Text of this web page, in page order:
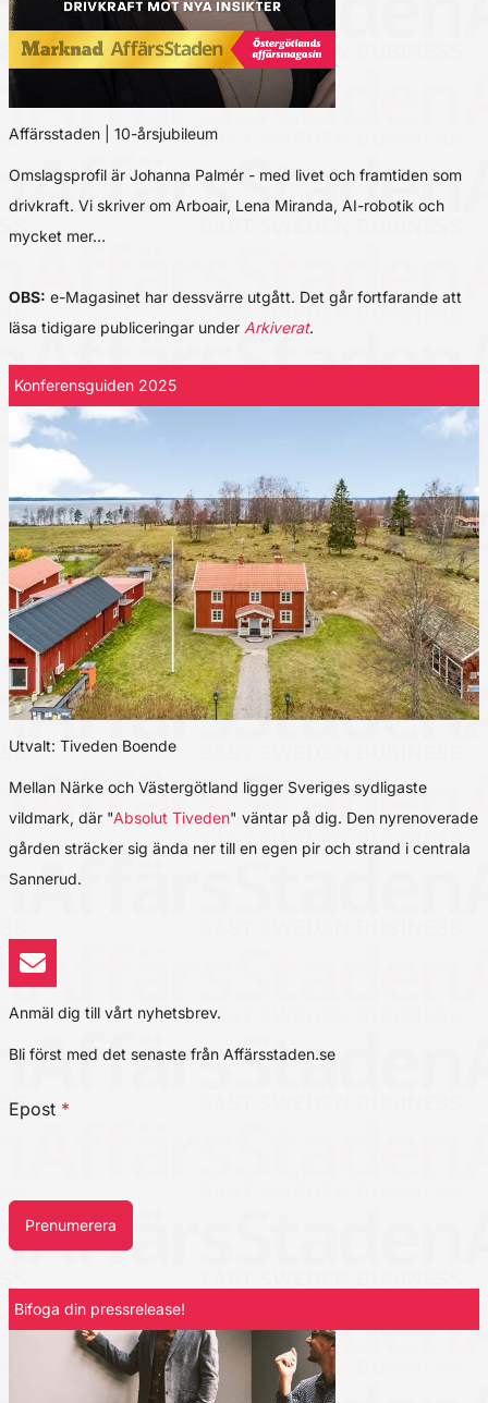
Affärsstaden | 10-årsjubileum
Omslagsprofil är Johanna Palmér - med livet och framtiden som
drivkraft. Vi skriver om Arboair, Lena Miranda, AI-robotik och
mycket mer…
OBS: e-Magasinet har dessvärre utgått. Det går fortfarande att
läsa tidigare publiceringar under Arkiverat.
Konferensguiden 2025
Utvalt: Tiveden Boende
Mellan Närke och Västergötland ligger Sveriges sydligaste
vildmark, där "Absolut Tiveden" väntar på dig. Den nyrenoverade
gården sträcker sig ända ner till en egen pir och strand i centrala
Sannerud.
Anmäl dig till vårt nyhetsbrev.
Bli först med det senaste från Affärsstaden.se
Epost *
Prenumerera
Bifoga din pressrelease!